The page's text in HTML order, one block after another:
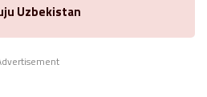
Uzbekistan